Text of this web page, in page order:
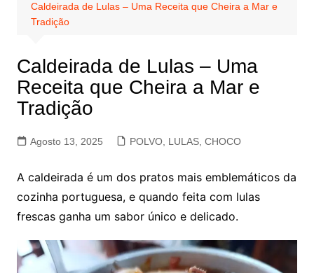
Caldeirada de Lulas – Uma Receita que Cheira a Mar e
Tradição
Caldeirada de Lulas – Uma
Receita que Cheira a Mar e
Tradição
Agosto 13, 2025 POLVO, LULAS, CHOCO
A caldeirada é um dos pratos mais emblemáticos da
cozinha portuguesa, e quando feita com lulas
frescas ganha um sabor único e delicado.